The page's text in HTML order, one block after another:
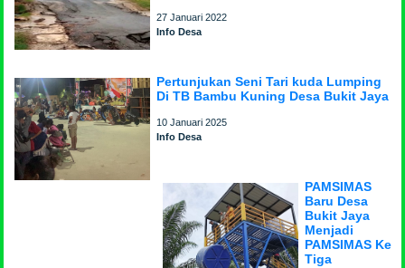
27 Januari 2022
Info Desa
Pertunjukan Seni Tari kuda Lumping
Di TB Bambu Kuning Desa Bukit Jaya
10 Januari 2025
Info Desa
PAMSIMAS
Baru Desa
Bukit Jaya
Menjadi
PAMSIMAS Ke
Tiga